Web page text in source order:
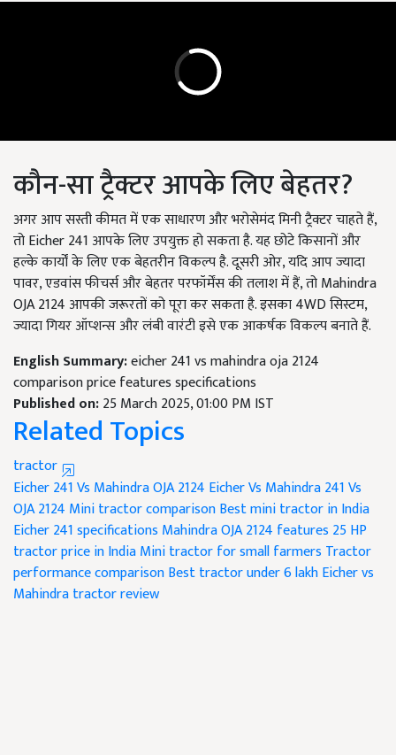
कौन-सा ट्रैक्टर आपके लिए बेहतर?
अगर आप सस्ती कीमत में एक साधारण और भरोसेमंद मिनी ट्रैक्टर चाहते हैं,
तो Eicher 241 आपके लिए उपयुक्त हो सकता है. यह छोटे किसानों और
हल्के कार्यों के लिए एक बेहतरीन विकल्प है. दूसरी ओर, यदि आप ज्यादा
पावर, एडवांस फीचर्स और बेहतर परफॉर्मेंस की तलाश में हैं, तो Mahindra
OJA 2124 आपकी जरूरतों को पूरा कर सकता है. इसका 4WD सिस्टम,
ज्यादा गियर ऑप्शन्स और लंबी वारंटी इसे एक आकर्षक विकल्प बनाते हैं.
English Summary:eicher 241 vs mahindra oja 2124
comparison price features specifications
Published on:25 March 2025, 01:00 PM IST
Related Topics
tractor
Eicher 241 Vs Mahindra OJA 2124 Eicher Vs Mahindra241 Vs
OJA 2124 Mini tractor comparisonBest mini tractor in India
Eicher 241 specifications Mahindra OJA 2124 features 25 HP
tractor price in IndiaMini tractor for small farmers Tractor
performance comparisonBest tractor under 6 lakhEicher vs
Mahindra tractor review